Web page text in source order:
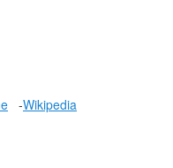
-Wikipedia